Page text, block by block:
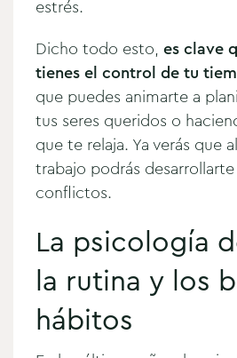
estrés.
Dicho todo esto, es clave
tienes el control de tu
que puedes animarte a
tus seres queridos o
que te relaja. Ya verás que
trabajo podrás
conflictos.
La psicología
la rutina y los
hábitos